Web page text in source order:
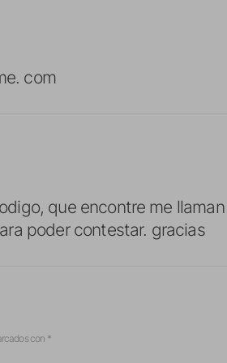
com
que encontre me
poder contestar. gracias
con *